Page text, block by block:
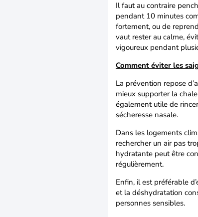
Il faut au contraire
pendant 10 minutes
fortement, ou de
vaut rester au calme,
vigoureux pendant
Comment éviter les
La prévention repose
mieux supporter la
également utile de
sécheresse nasale.
Dans les logements
rechercher un air pas
hydratante peut être
régulièrement.
Enfin, il est préférable
et la déshydratation
personnes sensibles.